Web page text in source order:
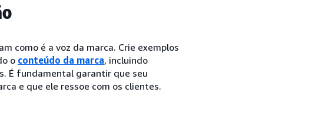
como é a voz da marca. Crie exemplos
o conteúdo da marca, incluindo
É fundamental garantir que seu
e que ele ressoe com os clientes.